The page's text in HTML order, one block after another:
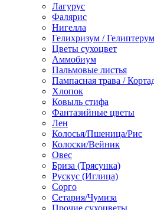
Лагурус
Фалярис
Нигелла
Гелихризум /
Цветы сухоцвет
Аммобиум
Пальмовые листья
Пампасная трава /
Хлопок
Ковыль стифа
Фантазийные цветы
Лен
Колосья/Пшеница/Рис
Колоски/Вейник
Овес
Бриза (Трясунка)
Рускус (Иглица)
Сорго
Сетария/Чумиза
Прочие сухоцветы